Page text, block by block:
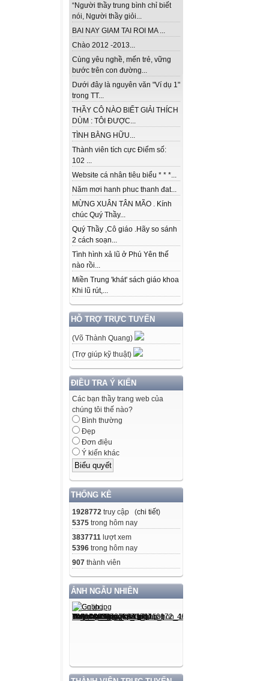
“Người thầy trung bình chỉ biết
nói, Người thầy giỏi...
BAI NAY GIAM TAI ROI MA ...
Chào 2012 -2013...
Cùng yêu nghề, mến trẻ, vững
bước trên con đường...
Dưới đây là nguyên văn "Ví dụ 1"
trong TT...
THẦY CÔ NÀO BIẾT GIẢI THÍCH
DÙM : TÔI ĐƯỢC...
TÌNH BẰNG HỮU...
Thành viên tích cực Điểm số:
102 ...
Website cá nhân tiêu biểu * * *...
Năm mơi hanh phuc thanh đat...
MỪNG XUÂN TÂN MÃO . Kính
chúc Quý Thầy...
Quý Thầy ,Cô giáo .Hãy so sánh
2 cách soạn...
Tình hình xả lũ ở Phú Yên thế
nào rồi...
Miền Trung 'khát' sách giáo khoa
Khi lũ rút,...
HỖ TRỢ TRỰC TUYẾN
(Võ Thành Quang)
(Trợ giúp kỹ thuật)
ĐIỀU TRA Ý KIẾN
Các bạn thầy trang web của
chúng tôi thế nào?
Bình thường
Đẹp
Đơn điệu
Ý kiến khác
THỐNG KÊ
1928772 truy cập (chi tiết)
5375 trong hôm nay
3837711 lượt xem
5396 trong hôm nay
907 thành viên
ẢNH NGẪU NHIÊN